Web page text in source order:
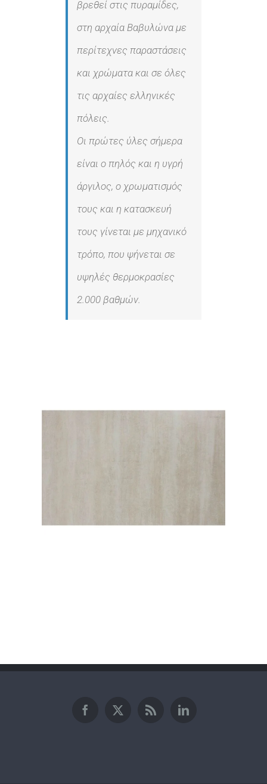
βρεθεί στις πυραμίδες,
στη αρχαία Βαβυλώνα με
περίτεχνες παραστάσεις
και χρώματα και σε όλες
τις αρχαίες ελληνικές
πόλεις.
Οι πρώτες ύλες σήμερα
είναι ο πηλός και η υγρή
άργιλος, ο χρωματισμός
τους και η κατασκευή
τους γίνεται με μηχανικό
τρόπο, που ψήνεται σε
υψηλές θερμοκρασίες
2.000 βαθμών.